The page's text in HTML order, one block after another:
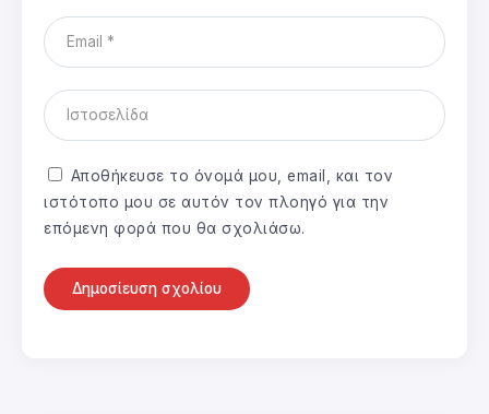
Αποθήκευσε το όνομά μου, email, και τον
ιστότοπο μου σε αυτόν τον πλοηγό για την
επόμενη φορά που θα σχολιάσω.